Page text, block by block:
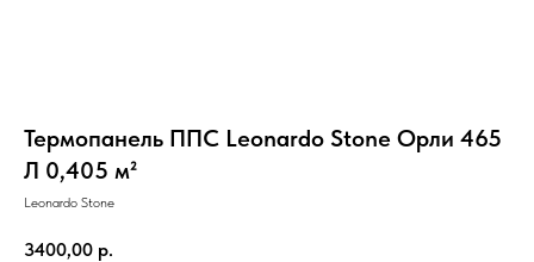
Термопанель ППС Leonardo Stone Орли 465
Л 0,405 м²
Leonardo Stone
3400,00 р.